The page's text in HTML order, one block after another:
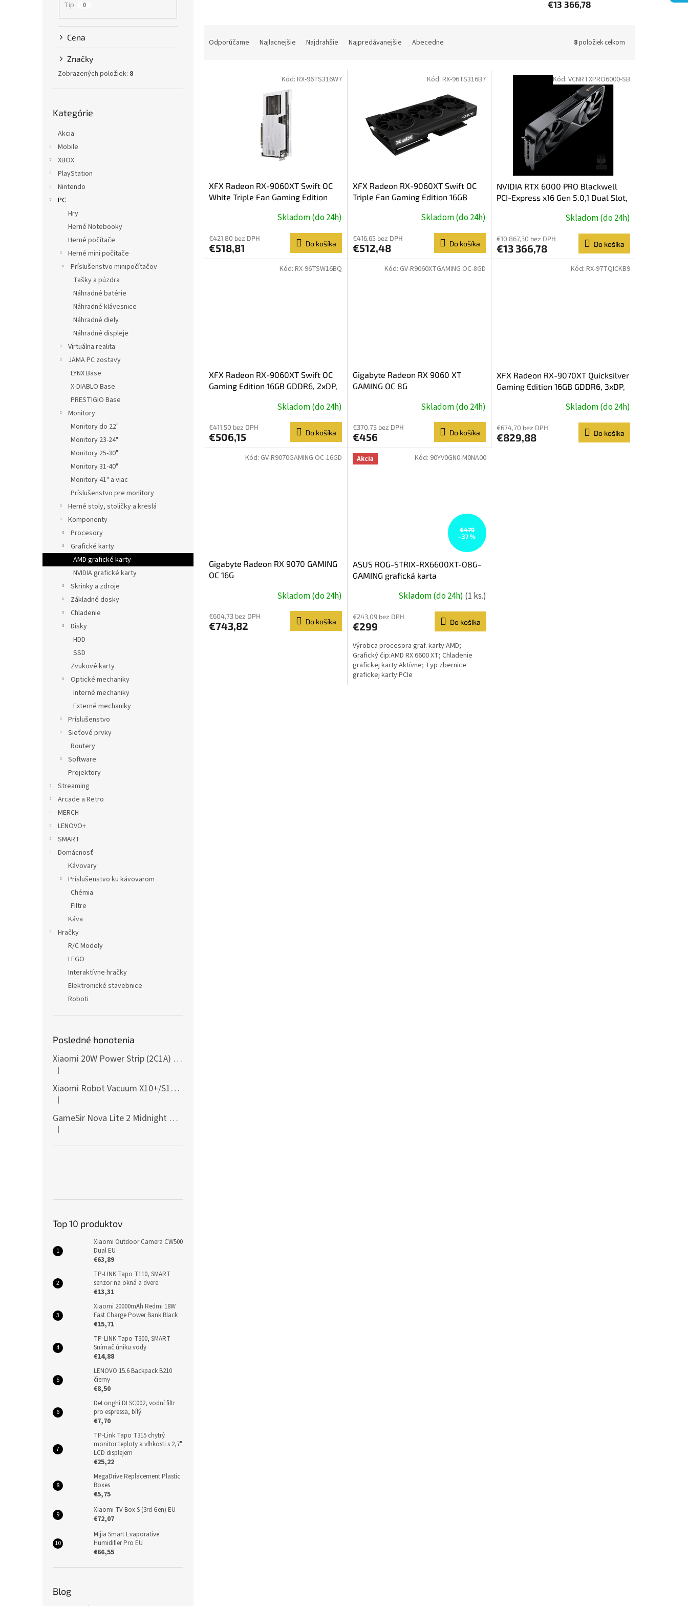
Tip 0
Cena
Značky
Zobrazených položiek: 8
kategórie
Kategórie
Akcia
Mobile
XBOX
PlayStation
Nintendo
PC
Hry
Herné Notebooky
Herné počítače
Herné mini počítače
Príslušenstvo minipočítačov
Tašky a púzdra
Náhradné batérie
Náhradné klávesnice
Náhradné diely
Náhradné displeje
Virtuálna realita
JAMA PC zostavy
LYNX Base
X-DIABLO Base
PRESTIGIO Base
Monitory
Monitory do 22"
Monitory 23-24"
Monitory 25-30"
Monitory 31-40"
Monitory 41" a viac
Príslušenstvo pre monitory
Herné stoly, stoličky a kreslá
Komponenty
Procesory
Grafické karty
AMD grafické karty
NVIDIA grafické karty
Skrinky a zdroje
Základné dosky
Chladenie
Disky
HDD
SSD
Zvukové karty
Optické mechaniky
Interné mechaniky
Externé mechaniky
Príslušenstvo
Sieťové prvky
Routery
Software
Projektory
Streaming
Arcade a Retro
MERCH
LENOVO+
SMART
Domácnosť
Kávovary
Príslušenstvo ku kávovarom
Chémia
Filtre
Káva
Hračky
R/C Modely
LEGO
Interaktívne hračky
Elektronické stavebnice
Roboti
Posledné honotenia
Xiaomi 20W Power Strip (2C1A) EU
Hodnotenie produktu je 5 z 5 hviezdičiek.
|
Xiaomi Robot Vacuum X10+/S10+/X10/X20+ Side Brush
Hodnotenie produktu je 5 z 5 hviezdičiek.
|
GameSir Nova Lite 2 Midnight Gray
Hodnotenie produktu je 5 z 5 hviezdičiek.
|
Top 10 produktov
Xiaomi Outdoor Camera CW500
Dual EU
€63,89
TP-LINK Tapo T110, SMART
senzor na okná a dvere
€13,31
Xiaomi 20000mAh Redmi 18W
Fast Charge Power Bank Black
€15,71
TP-LINK Tapo T300, SMART
Snímač úniku vody
€14,88
LENOVO 15.6 Backpack B210
čierny
€8,50
DeLonghi DLSC002, vodní filtr
pro espressa, bílý
€7,70
TP-Link Tapo T315 chytrý
monitor teploty a vlhkosti s 2,7"
LCD displejem
€25,22
MegaDrive Replacement Plastic
Boxes
€5,75
Xiaomi TV Box S (3rd Gen) EU
€72,07
Mijia Smart Evaporative
Humidifier Pro EU
€66,55
Blog
€13 366,78
Odporúčame Najlacnejšie Najdrahšie Najpredávanejšie Abecedne 8položiek celkom
XFX Radeon RX-9060XT Swift OC
White Triple Fan Gaming Edition
Skladom (do 24h)
€421,80 bez DPH
€518,81 Do košíka
Kód: RX-96TS316W7
XFX Radeon RX-9060XT Swift OC
Triple Fan Gaming Edition 16GB
Skladom (do 24h)
€416,65 bez DPH
€512,48 Do košíka
Kód: RX-96TS316B7
NVIDIA RTX 6000 PRO Blackwell
PCI-Express x16 Gen 5.0,1 Dual Slot,
Skladom (do 24h)
€10 867,30 bez DPH
€13 366,78 Do košíka
Kód: VCNRTXPRO6000-SB
XFX Radeon RX-9060XT Swift OC
Gaming Edition 16GB GDDR6, 2xDP,
Skladom (do 24h)
€411,50 bez DPH
€506,15 Do košíka
Kód: RX-96TSW16BQ
Gigabyte Radeon RX 9060 XT
GAMING OC 8G
Skladom (do 24h)
€370,73 bez DPH
€456 Do košíka
Kód: GV-R9060XTGAMING OC-8GD
XFX Radeon RX-9070XT Quicksilver
Gaming Edition 16GB GDDR6, 3xDP,
Skladom (do 24h)
€674,70 bez DPH
€829,88 Do košíka
Kód: RX-97TQICKB9
Gigabyte Radeon RX 9070 GAMING
OC 16G
Skladom (do 24h)
€604,73 bez DPH
€743,82 Do košíka
Kód: GV-R9070GAMING OC-16GD Akcia
€479
–37 %
ASUS ROG-STRIX-RX6600XT-O8G-
GAMING grafická karta
Skladom (do 24h) (1 ks.)
€243,09 bez DPH
€299 Do košíka
Výrobca procesora graf. karty:AMD;
Grafický čip:AMD RX 6600 XT; Chladenie
grafickej karty:Aktívne; Typ zbernice
grafickej karty:PCIe
Kód: 90YV0GN0-M0NA00